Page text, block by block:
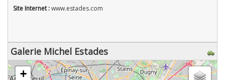
Site Internet :www.estades.com
Galerie Michel Estades
chargement de la carte - veuillez patienter...
+